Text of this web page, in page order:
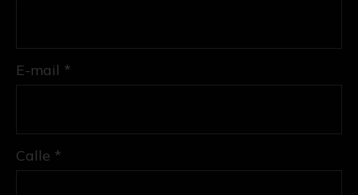
E-mail *
Calle *